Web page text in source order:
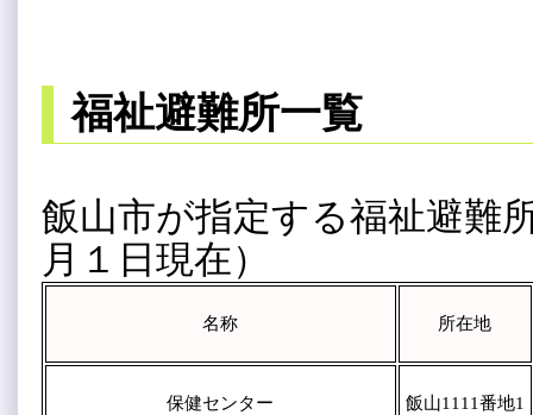
福祉避難所一覧
飯山市が指定する福祉避難
月１日現在）
名称 所在地
保健センター 飯山1111番地1